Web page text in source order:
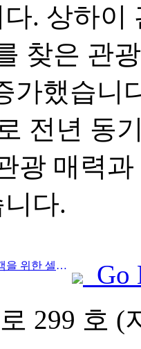
. 상하이
찾은 관
가했습니
전년 동
광 매력
다.
Prev:중국 최초 외국인 관광객을 위한 셀프서비스 문화관광 소비 시스템 상하이에 출시
Go
299 호 (